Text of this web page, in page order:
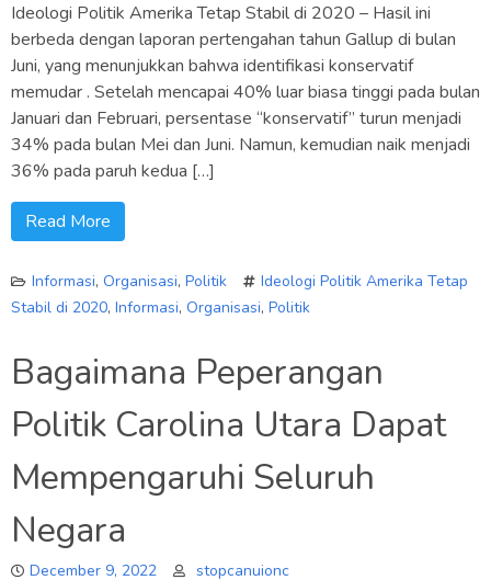
Ideologi Politik Amerika Tetap Stabil di 2020 – Hasil ini
berbeda dengan laporan pertengahan tahun Gallup di bulan
Juni, yang menunjukkan bahwa identifikasi konservatif
memudar . Setelah mencapai 40% luar biasa tinggi pada bulan
Januari dan Februari, persentase “konservatif” turun menjadi
34% pada bulan Mei dan Juni. Namun, kemudian naik menjadi
36% pada paruh kedua […]
Read More
Informasi, Organisasi, Politik
Ideologi Politik Amerika Tetap
Stabil di 2020, Informasi, Organisasi, Politik
Bagaimana Peperangan
Politik Carolina Utara Dapat
Mempengaruhi Seluruh
Negara
December 9, 2022 stopcanuionc